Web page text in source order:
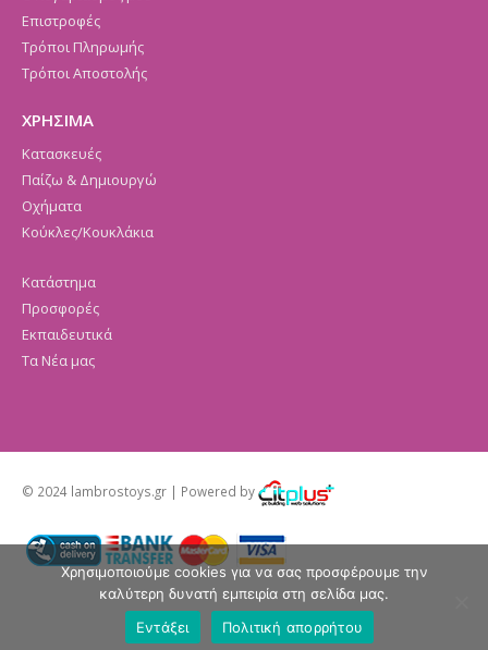
Επιστροφές
Τρόποι Πληρωμής
Τρόποι Αποστολής
ΧΡΗΣΙΜΑ
Κατασκευές
Παίζω & Δημιουργώ
Οχήματα
Κούκλες/Κουκλάκια
Κατάστημα
Προσφορές
Εκπαιδευτικά
Τα Νέα μας
© 2024 lambrostoys.gr | Powered by
Χρησιμοποιούμε cookies για να σας προσφέρουμε την
καλύτερη δυνατή εμπειρία στη σελίδα μας.
Εντάξει
Πολιτική απορρήτου